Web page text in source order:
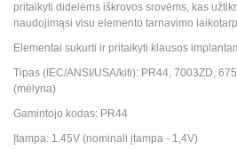
pritaikyti didelėms iškrovos srovėms, kas
naudojimąsi visu elemento tarnavimo
Elementai sukurti ir pritaikyti klausos
Tipas (IEC/ANSI/USA/kiti): PR44, 7003ZD,
(mėlyna)
Gamintojo kodas: PR44
Įtampa: 1.45V (nominali įtampa - 1,4V)